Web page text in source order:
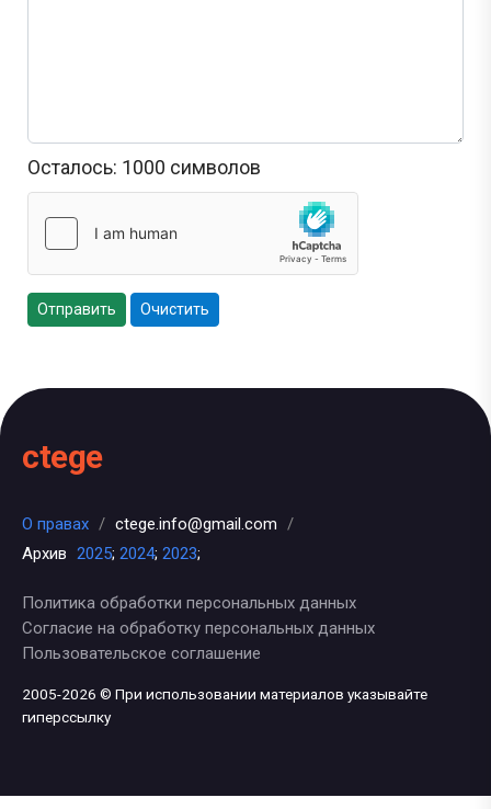
Осталось: 1000 символов
Отправить Очистить
ctege
О правах / ctege.info@gmail.com /
Архив 2025; 2024; 2023;
Политика обработки персональных данных
Согласие на обработку персональных данных
Пользовательское соглашение
2005-2026 © При использовании материалов указывайте
гиперссылку